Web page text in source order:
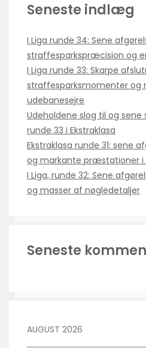
Seneste indlæg
I Liga runde 34: Sene
straffesparkspræcision og
I Liga runde 33: Skarpe
straffesparksmomenter og
udebanesejre
Udeholdene slog til og
runde 33 i Ekstraklasa
Ekstraklasa runde 31: sene
og markante præstationer i
I Liga, runde 32: Sene
og masser af nøgledetaljer
Seneste
AUGUST 2026